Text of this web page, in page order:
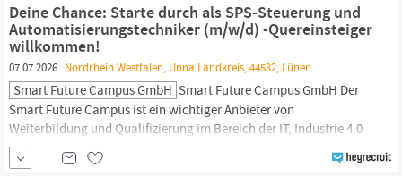
Maß an Serviceorientierung fundierte...
Deine Chance: Starte durch als SPS-Steuerung und
Automatisierungstechniker (m/w/d) -Quereinsteiger
willkommen!
07.07.2026 Nordrhein Westfalen, Unna Landkreis, 44532, Lünen
Smart Future Campus GmbH Smart Future Campus GmbH Der
Smart Future Campus ist ein wichtiger Anbieter von
Weiterbildung und Qualifizierung im Bereich der IT, Industrie 4.0
und digitaler Transformation. Unser Fokus liegt vor allem auf
innovativen Technologien wie Automatisierungstechnik und